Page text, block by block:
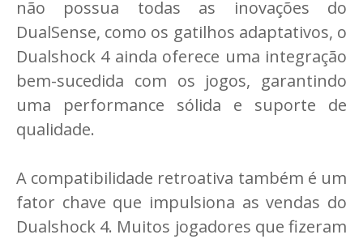
não possua todas as inovações do
DualSense, como os gatilhos adaptativos, o
Dualshock 4 ainda oferece uma integração
bem-sucedida com os jogos, garantindo
uma performance sólida e suporte de
qualidade.
A compatibilidade retroativa também é um
fator chave que impulsiona as vendas do
Dualshock 4. Muitos jogadores que fizeram